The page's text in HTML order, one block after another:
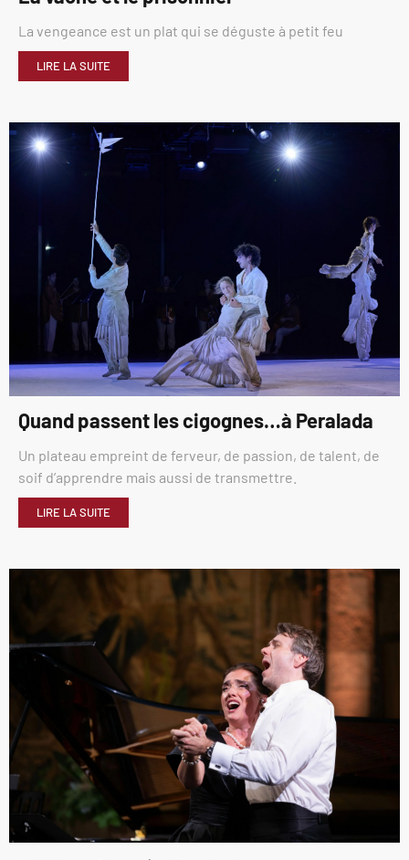
La vengeance est un plat qui se déguste à petit feu
LIRE LA SUITE
Quand passent les cigognes…à Peralada
Un plateau empreint de ferveur, de passion, de talent, de
soif d’apprendre mais aussi de transmettre.
LIRE LA SUITE